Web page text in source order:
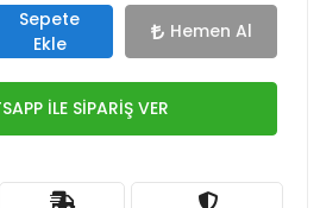
Sepete
Ekle
Hemen Al
İLE SİPARİŞ VER